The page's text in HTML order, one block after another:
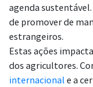
agenda sustentável.
de promover de
estrangeiros.
Estas ações
dos agricultores.
internacional e a